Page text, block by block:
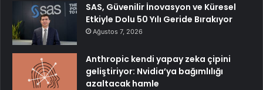
SAS, Güvenilir İnovasyon ve Küresel
Etkiyle Dolu 50 Yılı Geride Bırakıyor
Ağustos 7, 2026
Anthropic kendi yapay zeka çipini
geliştiriyor: Nvidia’ya bağımlılığı
azaltacak hamle